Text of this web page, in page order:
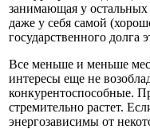
занимающая у
даже у себя самой
государственного долга
Все меньше и меньше
интересы еще не
конкурентоспособные.
стремительно растет.
энергозависимы от